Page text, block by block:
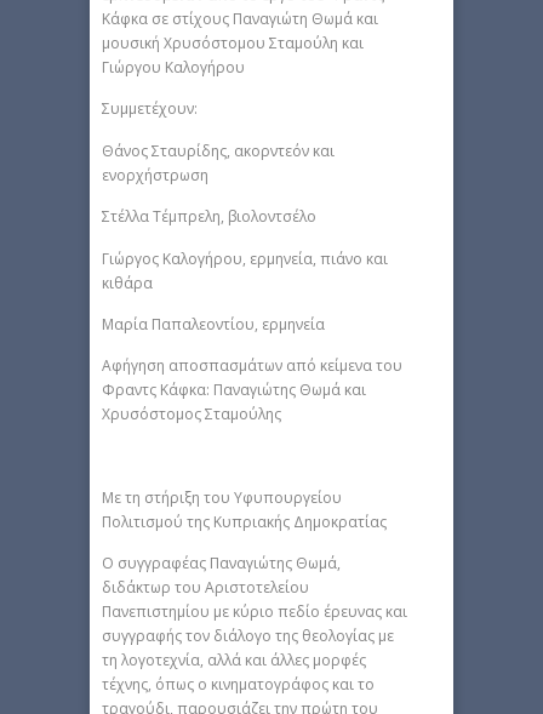
Κάφκα σε στίχους Παναγιώτη Θωμά και
μουσική Χρυσόστομου Σταμούλη και
Γιώργου Καλογήρου
Συμμετέχουν:
Θάνος Σταυρίδης, ακορντεόν και
ενορχήστρωση
Στέλλα Τέμπρελη, βιολοντσέλο
Γιώργος Καλογήρου, ερμηνεία, πιάνο και
κιθάρα
Μαρία Παπαλεοντίου, ερμηνεία
Αφήγηση αποσπασμάτων από κείμενα του
Φραντς Κάφκα: Παναγιώτης Θωμά και
Χρυσόστομος Σταμούλης
Με τη στήριξη του Υφυπουργείου
Πολιτισμού της Κυπριακής Δημοκρατίας
Ο συγγραφέας Παναγιώτης Θωμά,
διδάκτωρ του Αριστοτελείου
Πανεπιστημίου με κύριο πεδίο έρευνας και
συγγραφής τον διάλογο της θεολογίας με
τη λογοτεχνία, αλλά και άλλες μορφές
τέχνης, όπως ο κινηματογράφος και το
τραγούδι, παρουσιάζει την πρώτη του